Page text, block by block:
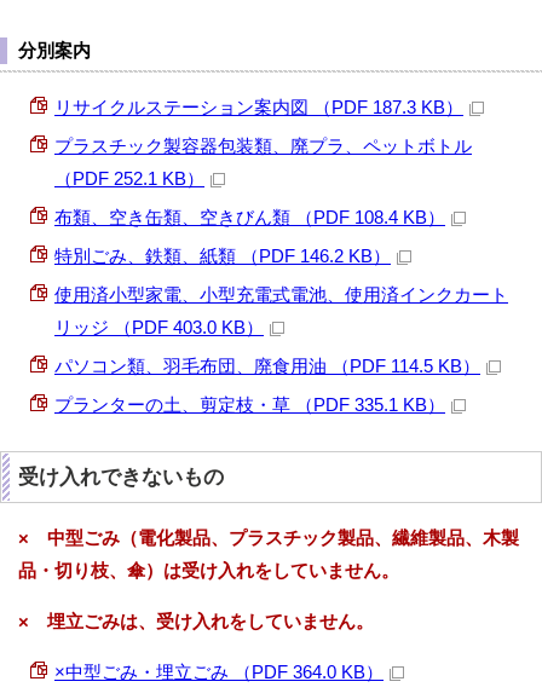
分別案内
リサイクルステーション案内図 （PDF 187.3 KB）
プラスチック製容器包装類、廃プラ、ペットボトル
（PDF 252.1 KB）
布類、空き缶類、空きびん類 （PDF 108.4 KB）
特別ごみ、鉄類、紙類 （PDF 146.2 KB）
使用済小型家電、小型充電式電池、使用済インクカート
リッジ （PDF 403.0 KB）
パソコン類、羽毛布団、廃食用油 （PDF 114.5 KB）
プランターの土、剪定枝・草 （PDF 335.1 KB）
受け入れできないもの
× 中型ごみ（電化製品、プラスチック製品、繊維製品、木製
品・切り枝、傘）は受け入れをしていません。
× 埋立ごみは、受け入れをしていません。
×中型ごみ・埋立ごみ （PDF 364.0 KB）